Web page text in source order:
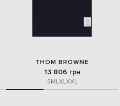
THOM BROWNE
13 806 грн
SMLXLXXL